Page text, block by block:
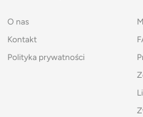
O nas
Kontakt
Polityka prywatności